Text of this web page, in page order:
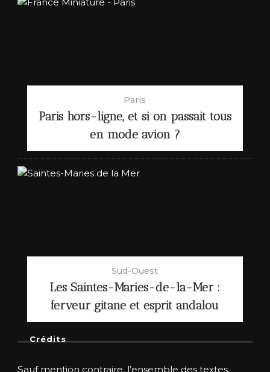
Paris
Paris hors-ligne, et si on passait tous
en mode avion ?
Sud-Ouest
Les Saintes-Maries-de-la-Mer :
ferveur gitane et esprit andalou
Crédits
Sauf mention contraire, l’ensemble des textes,